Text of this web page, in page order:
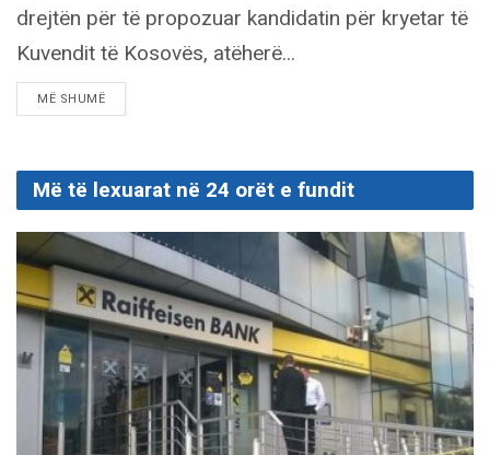
drejtën për të propozuar kandidatin për kryetar të
Kuvendit të Kosovës, atëherë...
MË SHUMËDETAILS
Më të lexuarat në 24 orët e fundit